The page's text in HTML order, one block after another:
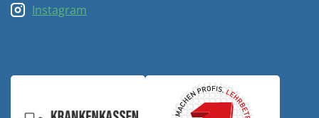
Instagram